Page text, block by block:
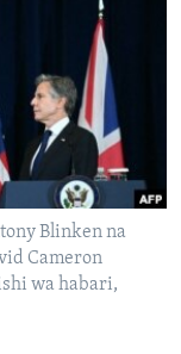
Blinken na
Cameron
wa habari,